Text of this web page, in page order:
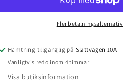
HLR21BAS
Fler betalningsalternativ
Hämtning tillgänglig på Slättvägen 10A
Vanligtvis redo inom 4 timmar
Visa butiksinformation